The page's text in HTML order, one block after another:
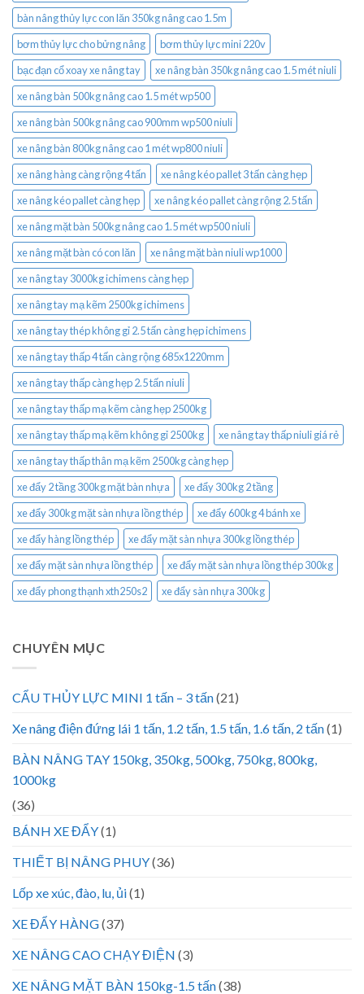
bàn nâng thủy lực con lăn 350kg nâng cao 1.5m
bơm thủy lực cho bửng nâng
bơm thủy lực mini 220v
bạc đạn cổ xoay xe nâng tay
xe nâng bàn 350kg nâng cao 1.5 mét niuli
xe nâng bàn 500kg nâng cao 1.5 mét wp500
xe nâng bàn 500kg nâng cao 900mm wp500 niuli
xe nâng bàn 800kg nâng cao 1 mét wp800 niuli
xe nâng hàng càng rộng 4 tấn
xe nâng kéo pallet 3 tấn càng hẹp
xe nâng kéo pallet càng hẹp
xe nâng kéo pallet càng rộng 2.5 tấn
xe nâng mặt bàn 500kg nâng cao 1.5 mét wp500 niuli
xe nâng mặt bàn có con lăn
xe nâng mặt bàn niuli wp1000
xe nâng tay 3000kg ichimens càng hẹp
xe nâng tay mạ kẽm 2500kg ichimens
xe nâng tay thép không gỉ 2.5 tấn càng hẹp ichimens
xe nâng tay thấp 4 tấn càng rộng 685x1220mm
xe nâng tay thấp càng hẹp 2.5 tấn niuli
xe nâng tay thấp mạ kẽm càng hẹp 2500kg
xe nâng tay thấp mạ kẽm không gỉ 2500kg
xe nâng tay thấp niuli giá rẻ
xe nâng tay thấp thân mạ kẽm 2500kg càng hẹp
xe đẩy 2 tầng 300kg mặt bàn nhựa
xe đẩy 300kg 2 tầng
xe đẩy 300kg mặt sàn nhựa lồng thép
xe đẩy 600kg 4 bánh xe
xe đẩy hàng lồng thép
xe đẩy mặt sàn nhựa 300kg lồng thép
xe đẩy mặt sàn nhựa lồng thép
xe đẩy mặt sàn nhựa lồng thép 300kg
xe đẩy phong thạnh xth250s2
xe đẩy sàn nhựa 300kg
CHUYÊN MỤC
CẨU THỦY LỰC MINI 1 tấn – 3 tấn(21)
Xe nâng điện đứng lái 1 tấn, 1.2 tấn, 1.5 tấn, 1.6 tấn, 2 tấn(1)
BÀN NÂNG TAY 150kg, 350kg, 500kg, 750kg, 800kg,
1000kg
(36)
BÁNH XE ĐẨY(1)
THIẾT BỊ NÂNG PHUY(36)
Lốp xe xúc, đào, lu, ủi(1)
XE ĐẨY HÀNG(37)
XE NÂNG CAO CHẠY ĐIỆN (3)
XE NÂNG MẶT BÀN 150kg-1.5 tấn(38)